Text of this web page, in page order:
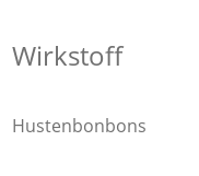
Wirkstoff
Hustenbonbons